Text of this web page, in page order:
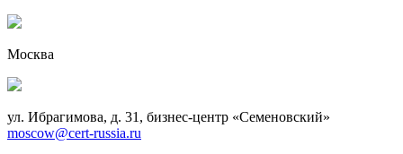
Москва
ул. Ибрагимова, д. 31, бизнес-центр «Семеновский»
moscow@cert-russia.ru